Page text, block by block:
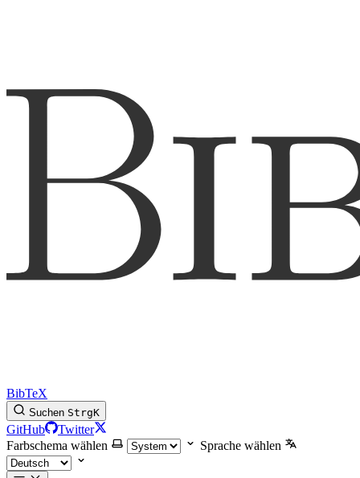
BibTeX
Suchen StrgK
GitHub
Twitter
Farbschema wählen
Sprache wählen